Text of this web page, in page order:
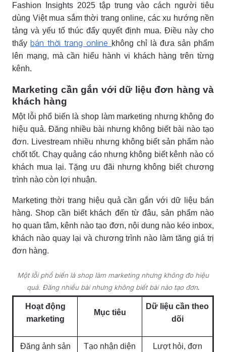
Fashion Insights 2025 tập trung vào cách người tiêu
dùng Việt mua sắm thời trang online, các xu hướng nền
tảng và yếu tố thúc đẩy quyết định mua. Điều này cho
thấy bán thời trang online không chỉ là đưa sản phẩm
lên mạng, mà cần hiểu hành vi khách hàng trên từng
kênh.
Marketing cần gắn với dữ liệu đơn hàng và
khách hàng
Một lỗi phổ biến là shop làm marketing nhưng không đo
hiệu quả. Đăng nhiều bài nhưng không biết bài nào tạo
đơn. Livestream nhiều nhưng không biết sản phẩm nào
chốt tốt. Chạy quảng cáo nhưng không biết kênh nào có
khách mua lại. Tặng ưu đãi nhưng không biết chương
trình nào còn lợi nhuận.
Marketing thời trang hiệu quả cần gắn với dữ liệu bán
hàng. Shop cần biết khách đến từ đâu, sản phẩm nào
họ quan tâm, kênh nào tạo đơn, nội dung nào kéo inbox,
khách nào quay lại và chương trình nào làm tăng giá trị
đơn hàng.
Một lỗi phổ biến là shop làm marketing nhưng không đo hiệu
quả. Đăng nhiều bài nhưng không biết bài nào tạo đơn.
Hoạt động
marketing
Mục tiêu
Dữ liệu cần theo
dõi
Đăng ảnh sản
Tạo nhận diện
Lượt hỏi, đơn